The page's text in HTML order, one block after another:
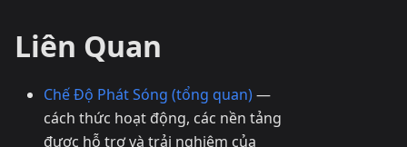
Liên Quan
Chế Độ Phát Sóng (tổng quan)—
cách thức hoạt động, các nền tảng
được hỗ trợ và trải nghiệm của